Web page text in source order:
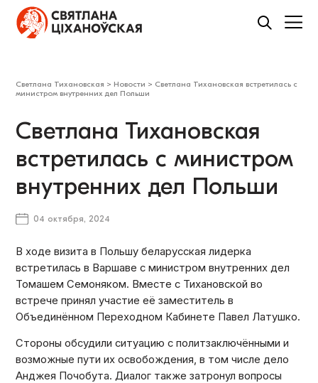
Светлана Тихановская > Новости > Светлана Тихановская встретилась с
министром внутренних дел Польши
Светлана Тихановская
встретилась с министром
внутренних дел Польши
04 октября, 2024
В ходе визита в Польшу беларусская лидерка
встретилась в Варшаве с министром внутренних дел
Томашем Семоняком. Вместе с Тихановской во
встрече принял участие её заместитель в
Объединённом Переходном Кабинете Павел Латушко.
Стороны обсудили ситуацию с политзаключёнными и
возможные пути их освобождения, в том числе дело
Анджея Почобута. Диалог также затронул вопросы